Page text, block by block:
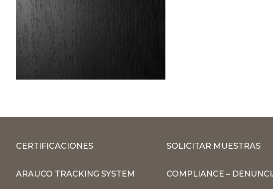
CERTIFICACIONES SOLICITAR MUESTRAS
ARAUCO TRACKING SYSTEM COMPLIANCE –